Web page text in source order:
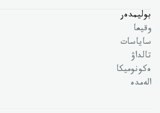
بوليمدەر
وقيعا
ساياسات
تالداۋ
ەكونوميكا
الەمدە